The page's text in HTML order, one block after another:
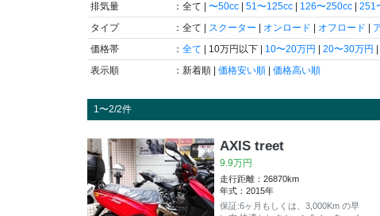
排気量
：全て | 〜50cc 51〜125cc 126〜250cc 251
タイプ
：全て | スクーター オンロード オフロード
価格帯
： 全て | 10万円以下 | 10〜20万円 20〜30万円
表示順
：新着順 | 価格安い順 価格高い順
1〜2/2件
AXIS treet
9.9万円
走行距離：26870km
年式：2015年
保証:6ヶ月もしくは、3,000Km の早